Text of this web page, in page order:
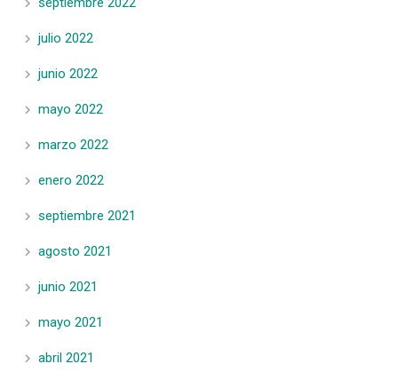
julio 2022
junio 2022
mayo 2022
marzo 2022
enero 2022
septiembre 2021
agosto 2021
junio 2021
mayo 2021
abril 2021